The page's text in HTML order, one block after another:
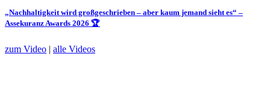
„Nachhaltigkeit wird großgeschrieben – aber kaum jemand sieht es“ –
Assekuranz Awards 2026 🏆
zum Video | alle Videos